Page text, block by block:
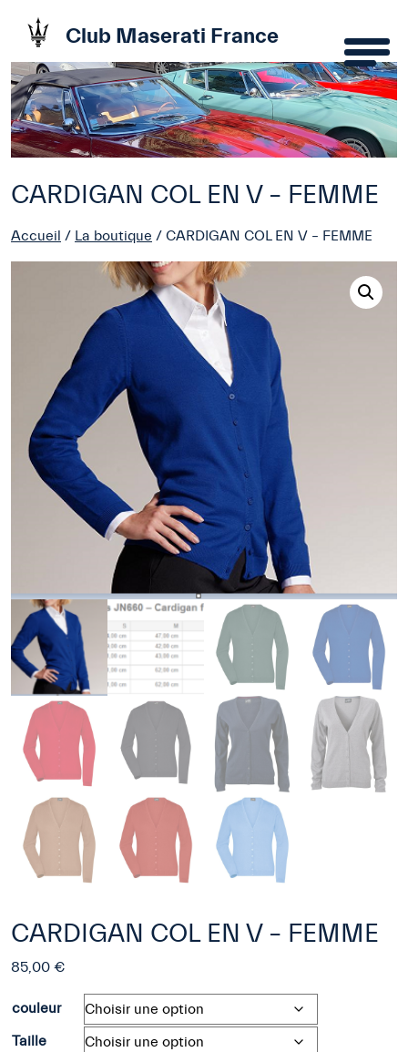
Club Maserati France
CARDIGAN COL EN V – FEMME
Accueil / La boutique / CARDIGAN COL EN V – FEMME
CARDIGAN COL EN V – FEMME
85,00 €
couleur
Taille